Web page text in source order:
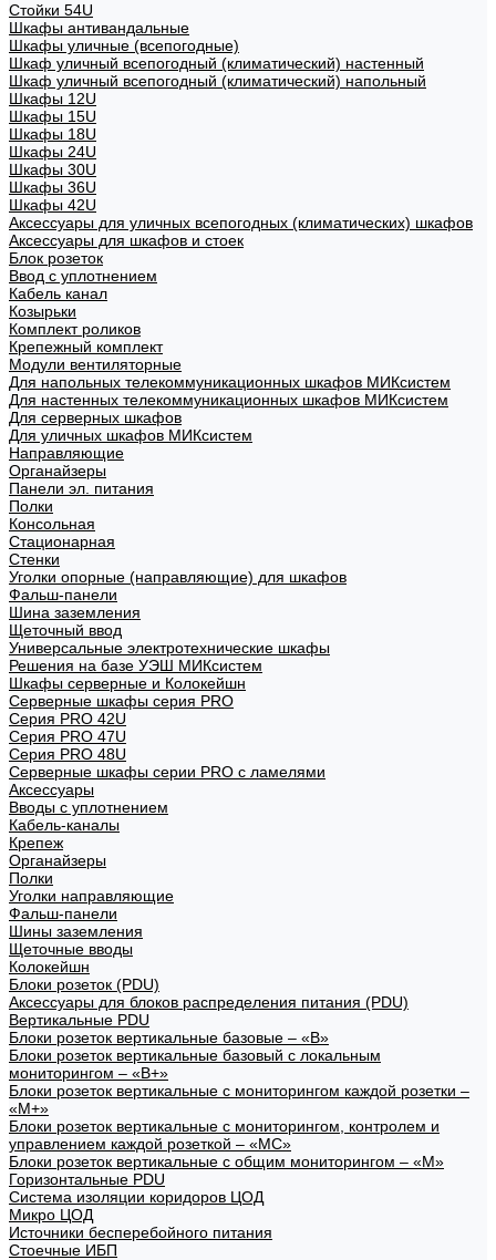
Стойки 54U
Шкафы антивандальные
Шкафы уличные (всепогодные)
Шкаф уличный всепогодный (климатический) настенный
Шкаф уличный всепогодный (климатический) напольный
Шкафы 12U
Шкафы 15U
Шкафы 18U
Шкафы 24U
Шкафы 30U
Шкафы 36U
Шкафы 42U
Аксессуары для уличных всепогодных (климатических) шкафов
Аксессуары для шкафов и стоек
Блок розеток
Ввод с уплотнением
Кабель канал
Козырьки
Комплект роликов
Крепежный комплект
Модули вентиляторные
Для напольных телекоммуникационных шкафов МИКсистем
Для настенных телекоммуникационных шкафов МИКсистем
Для серверных шкафов
Для уличных шкафов МИКсистем
Направляющие
Органайзеры
Панели эл. питания
Полки
Консольная
Стационарная
Стенки
Уголки опорные (направляющие) для шкафов
Фальш-панели
Шина заземления
Щеточный ввод
Универсальные электротехнические шкафы
Решения на базе УЭШ МИКсистем
Шкафы серверные и Колокейшн
Серверные шкафы серия PRO
Серия PRO 42U
Серия PRO 47U
Серия PRO 48U
Серверные шкафы серии PRO с ламелями
Аксессуары
Вводы с уплотнением
Кабель-каналы
Крепеж
Органайзеры
Полки
Уголки направляющие
Фальш-панели
Шины заземления
Щеточные вводы
Колокейшн
Блоки розеток (PDU)
Аксессуары для блоков распределения питания (PDU)
Вертикальные PDU
Блоки розеток вертикальные базовые – «В»
Блоки розеток вертикальные базовый с локальным
мониторингом – «В+»
Блоки розеток вертикальные с мониторингом каждой розетки –
«М+»
Блоки розеток вертикальные с мониторингом, контролем и
управлением каждой розеткой – «МС»
Блоки розеток вертикальные с общим мониторингом – «М»
Горизонтальные PDU
Система изоляции коридоров ЦОД
Микро ЦОД
Источники бесперебойного питания
Стоечные ИБП